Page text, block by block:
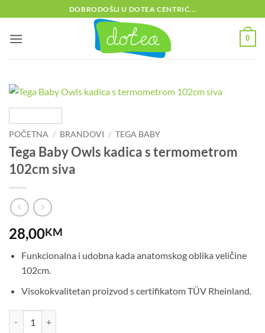
to
content
DOBRODOŠLI U DOTEA CENTRIĆ...
0
POČETNA / BRANDOVI / TEGA BABY
Tega Baby Owls kadica s termometrom
102cm siva
28,00KM
Funkcionalna i udobna kada anatomskog oblika veličine
102cm.
Visokokvalitetan proizvod s certifikatom TÜV Rheinland.